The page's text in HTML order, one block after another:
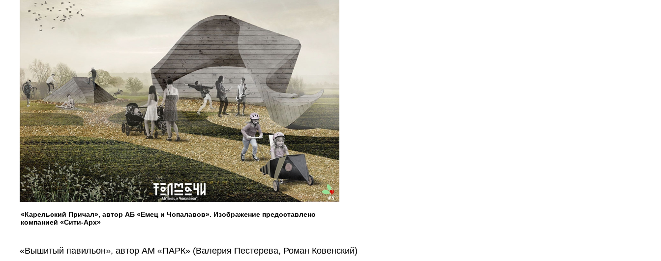
«Карельский Причал», автор АБ «Емец и Чопалавов». Изображение предоставлено
компанией «Сити-Арх»
«Вышитый павильон», автор АМ «ПАРК» (Валерия Пестерева, Роман Ковенский)